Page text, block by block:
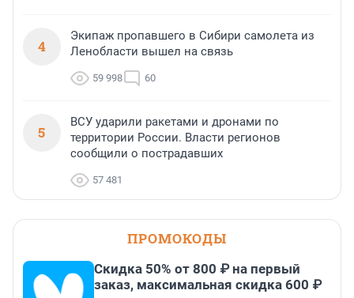
4
Экипаж пропавшего в Сибири самолета из
Ленобласти вышел на связь
59 998 60
5
ВСУ ударили ракетами и дронами по
территории России. Власти регионов
сообщили о пострадавших
57 481
ПРОМОКОДЫ
Скидка 50% от 800 ₽ на первый
заказ, максимальная скидка 600 ₽